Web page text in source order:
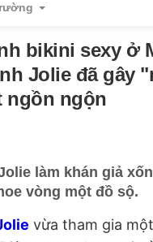
bikini sexy ở
Jolie đã gây
ngồn ngộn
làm khán giả
vòng một đồ sộ.
vừa tham gia